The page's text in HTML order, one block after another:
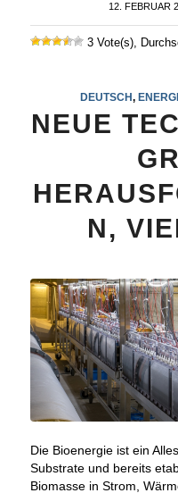
12. FEBRUAR
/
3 Vote(s),
DEUTSCH,
NEUE
N,
Die Bioenergie ist ein
Substrate und bereits
Biomasse in Strom,